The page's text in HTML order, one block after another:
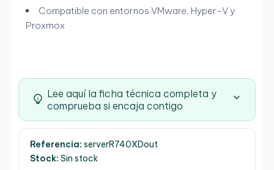
Compatible con entornos VMware, Hyper-V y
Proxmox
Lee aquí la ficha técnica completa y
comprueba si encaja contigo
Referencia: serverR740XDout
Stock: Sin stock